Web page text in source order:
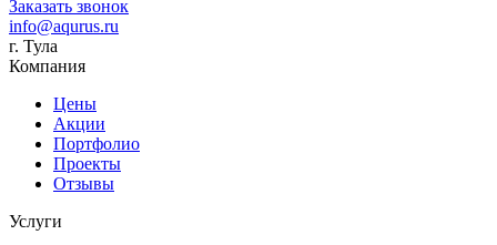
Заказать звонок
info@aqurus.ru
г. Тула
Компания
Цены
Акции
Портфолио
Проекты
Отзывы
Услуги